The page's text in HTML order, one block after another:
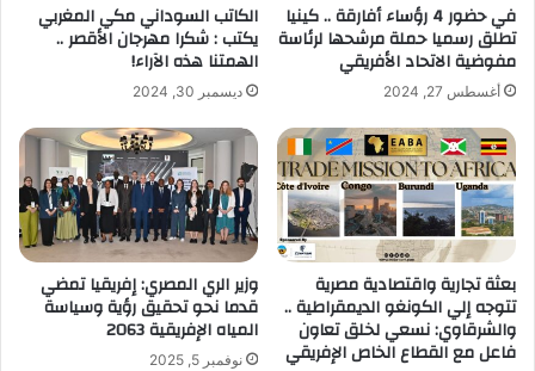
في حضور 4 رؤساء أفارقة .. كينيا
تطلق رسميا حملة مرشحها لرئاسة
مفوضية الاتحاد الأفريقي
أغسطس 27, 2024
الكاتب السوداني مكي المغربي
يكتب : شكرا مهرجان الأقصر ..
الهمتنا هذه الآراء!
ديسمبر 30, 2024
بعثة تجارية واقتصادية مصرية
تتوجه إلي الكونغو الديمقراطية ..
والشرقاوي: نسعي لخلق تعاون
فاعل مع القطاع الخاص الإفريقي
وزير الري المصري: إفريقيا تمضي
قدما نحو تحقيق رؤية وسياسة
المياه الإفريقية 2063
نوفمبر 5, 2025